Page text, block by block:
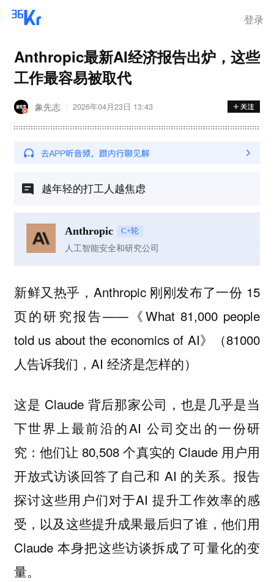
登录
Anthropic最新AI经济报告出炉，这些
工作最容易被取代
象先志 2026年04月23日 13:43
越年轻的打工人越焦虑
Anthropic C+轮
人工智能安全和研究公司
新鲜又热乎，Anthropic 刚刚发布了一份 15
页的研究报告——《What 81,000 people
told us about the economics of AI》（81000
人告诉我们，AI 经济是怎样的）
这是 Claude 背后那家公司，也是几乎是当
下世界上最前沿的AI 公司交出的一份研
究：他们让 80,508 个真实的 Claude 用户用
开放式访谈回答了自己和 AI 的关系。报告
探讨这些用户们对于AI 提升工作效率的感
受，以及这些提升成果最后归了谁，他们用
Claude 本身把这些访谈拆成了可量化的变
量。